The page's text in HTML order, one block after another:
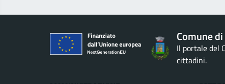
Comune
Il portale del
cittadini.